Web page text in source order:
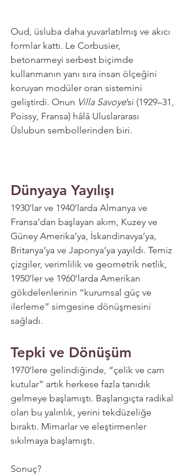
Oud, üsluba daha yuvarlatılmış ve akıcı
formlar kattı. Le Corbusier,
betonarmeyi serbest biçimde
kullanmanın yanı sıra insan ölçeğini
koruyan modüler oran sistemini
geliştirdi. Onun Villa Savoye’si (1929–31,
Poissy, Fransa) hâlâ Uluslararası
Üslubun sembollerinden biri.
Dünyaya Yayılışı
1930’lar ve 1940’larda Almanya ve
Fransa’dan başlayan akım, Kuzey ve
Güney Amerika’ya, İskandinavya’ya,
Britanya’ya ve Japonya’ya yayıldı. Temiz
çizgiler, verimlilik ve geometrik netlik,
1950’ler ve 1960’larda Amerikan
gökdelenlerinin “kurumsal güç ve
ilerleme” simgesine dönüşmesini
sağladı.
Tepki ve Dönüşüm
1970’lere gelindiğinde, “çelik ve cam
kutular” artık herkese fazla tanıdık
gelmeye başlamıştı. Başlangıçta radikal
olan bu yalınlık, yerini tekdüzeliğe
bıraktı. Mimarlar ve eleştirmenler
sıkılmaya başlamıştı.
Sonuç?